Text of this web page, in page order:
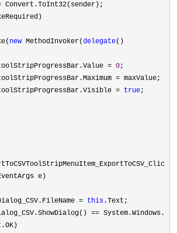
Convert.ToInt32(sender);
new MethodInvoker(delegate()
= 0;
= maxValue;
= true;
e)
= this .Text;
== System.Windows.